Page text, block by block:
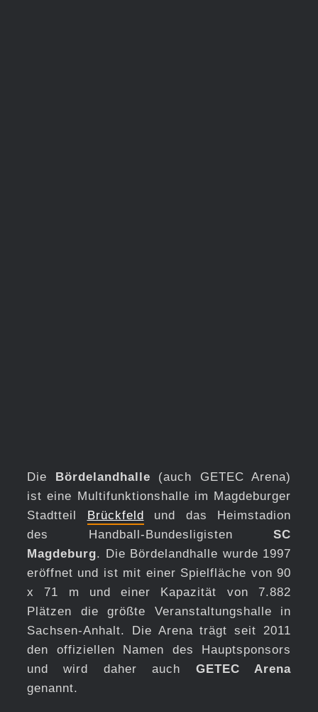
Die Bördelandhalle (auch GETEC Arena)
ist eine Multifunktionshalle im Magdeburger
Stadtteil Brückfeld und das Heimstadion
des Handball-Bundesligisten SC
Magdeburg. Die Bördelandhalle wurde 1997
eröffnet und ist mit einer Spielfläche von 90
x 71 m und einer Kapazität von 7.882
Plätzen die größte Veranstaltungshalle in
Sachsen-Anhalt. Die Arena trägt seit 2011
den offiziellen Namen des Hauptsponsors
und wird daher auch GETEC Arena
genannt.